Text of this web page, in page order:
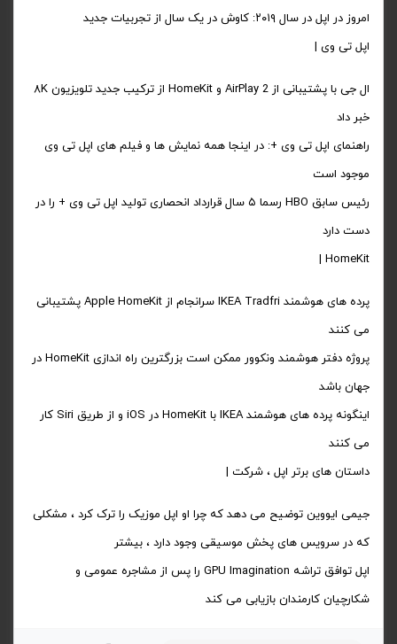
امروز در اپل در سال ۲۰۱۹: کاوش در یک سال از تجربیات جدید
اپل تی وی |
ال جی با پشتیبانی از AirPlay 2 و HomeKit از ترکیب جدید تلویزیون ۸K
خبر داد
راهنمای اپل تی وی +: در اینجا همه نمایش ها و فیلم های اپل تی وی
موجود است
رئیس سابق HBO رسما ۵ سال قرارداد انحصاری تولید اپل تی وی + را در
دست دارد
HomeKit |
پرده های هوشمند IKEA Tradfri سرانجام از Apple HomeKit پشتیبانی
می کنند
پروژه دفتر هوشمند ونکوور ممکن است بزرگترین راه اندازی HomeKit در
جهان باشد
اینگونه پرده های هوشمند IKEA با HomeKit در iOS و از طریق Siri کار
می کنند
داستان های برتر اپل ، شرکت |
جیمی ایووین توضیح می دهد که چرا او اپل موزیک را ترک کرد ، مشکلی
که در سرویس های پخش موسیقی وجود دارد ، بیشتر
اپل توافق تراشه GPU Imagination را پس از مشاجره عمومی و
شکارچیان کارمندان بازیابی می کند